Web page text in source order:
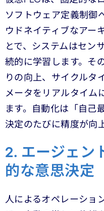
ソフトウェア定義制御
ウドネイティブなアー
とで、システムはセン
続的に学習します。 そ
りの向上、サイクルタ
メータをリアルタイム
ます。自動化は「自己
決定のたびに精度が向
2. エージェン
的な意思決定
人によるオペレーショ